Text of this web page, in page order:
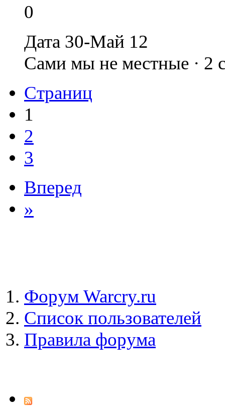
0
Дата 30-Май 12
Сами мы не местные · 2
Страниц
1
2
3
Вперед
»
Форум Warcry.ru
Список пользователей
Правила форума